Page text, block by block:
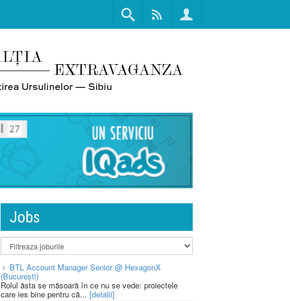
Jobs
BTL Account Manager Senior @ HexagonX
(București)
Rolul ăsta se măsoară în ce nu se vede: proiectele
care ies bine pentru că... [detalii]